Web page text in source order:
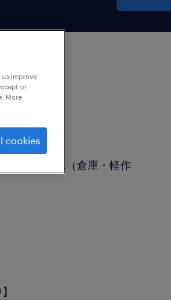
）、その他（倉庫・軽作
improve
or
More
cookies